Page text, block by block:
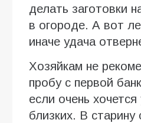
делать заготовки
в огороде. А вот
иначе удача
Хозяйкам не
пробу с первой
если очень хочется
близких. В старину